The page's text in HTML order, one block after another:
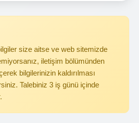
size aitse ve web sitemizde
iletişim bölümünden
bilgilerinizin kaldırılması
Talebiniz 3 iş günü içinde